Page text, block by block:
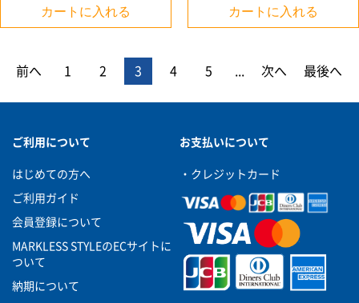
カートに入れる カートに入れる
前へ 1 2 3 4 5 次へ 最後へ
ご利用について
はじめての方へ
ご利用ガイド
会員登録について
MARKLESS STYLEのECサイトに
ついて
納期について
お支払いについて
・クレジットカード